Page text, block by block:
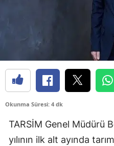
Okunma Süresi: 4 dk
TARSİM Genel Müdürü
yılının ilk alt ayında